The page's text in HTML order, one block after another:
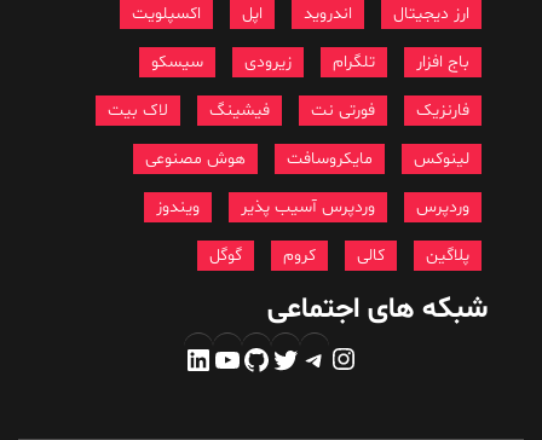
ارز دیجیتال اندروید اکسپلویت
باج افزار تلگرام زیرودی سیسکو
فارنزیک فورتی نت فیشینگ لاک بیت
لینوکس مایکروسافت هوش مصنوعی
وردپرس وردپرس آسیب پذیر ویندوز
پلاگین
شبکه های اجتماعی
اینستاگرم
تلگرام
توییتر
گیت‌هاب
یوتیوب
لینکداین